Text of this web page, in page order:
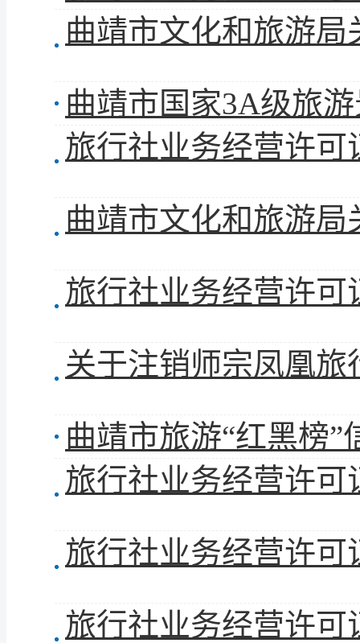
曲靖市国家3A级旅
旅行社业务经营许可
旅行社业务经营许可
曲靖市旅游“红黑榜”
旅行社业务经营许可
旅行社业务经营许可
旅行社业务经营许可